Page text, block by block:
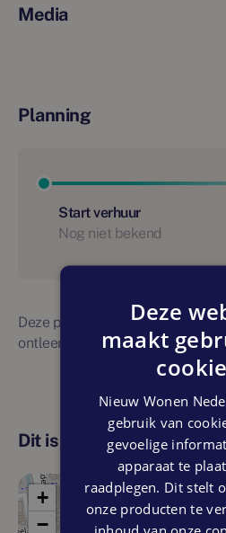
Media
Planning
Start verhuur
Nog niet bekend
Deze planning is indicatief. Er
ontleend worden aan
Dit is de locatie
+
−
Deze
maakt
Nieuw Wonen
gebruik van
gevoelige
apparaat te
raadplegen. Dit stelt
onze producten te